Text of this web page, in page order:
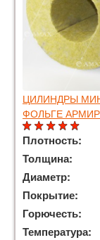
ЦИЛИНДРЫ
ФОЛЬГЕ
Плотность:
Толщина:
Диаметр:
Покрытие:
Горючесть:
Температура: